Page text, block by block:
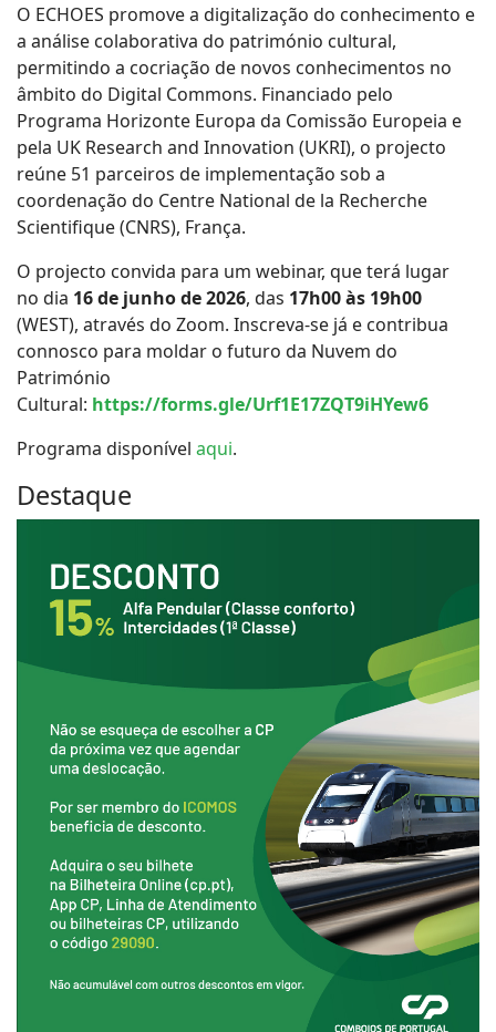
O ECHOES promove a digitalização do conhecimento e
a análise colaborativa do património cultural,
permitindo a cocriação de novos conhecimentos no
âmbito do Digital Commons. Financiado pelo
Programa Horizonte Europa da Comissão Europeia e
pela UK Research and Innovation (UKRI), o projecto
reúne 51 parceiros de implementação sob a
coordenação do Centre National de la Recherche
Scientifique (CNRS), França.
O projecto convida para um webinar, que terá lugar
no dia 16 de junho de 2026, das 17h00 às 19h00
(WEST), através do Zoom. Inscreva-se já e contribua
connosco para moldar o futuro da Nuvem do
Património
Cultural: https://forms.gle/Urf1E17ZQT9iHYew6
Programa disponível aqui.
Destaque